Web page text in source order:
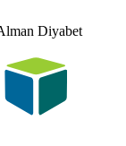
Diyabet